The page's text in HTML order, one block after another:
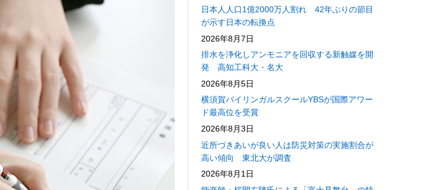
日本人人口1億2000万人割れ 42年ぶりの節目
が示す日本の転換点
2026年8月7日
排水を浄化しアンモニアを回収する新触媒を開
発 高知工科大・名大
2026年8月5日
横須賀バイリンガルスクールYBSが国際アワー
ド最高位を受賞
2026年8月3日
近所づきあいが良い人は防災対策の実施割合が
高い傾向 東北大が調査
2026年8月1日